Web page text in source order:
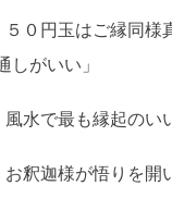
０円玉はご縁同様
しがいい」
水で最も縁起のい
釈迦様が悟りを開